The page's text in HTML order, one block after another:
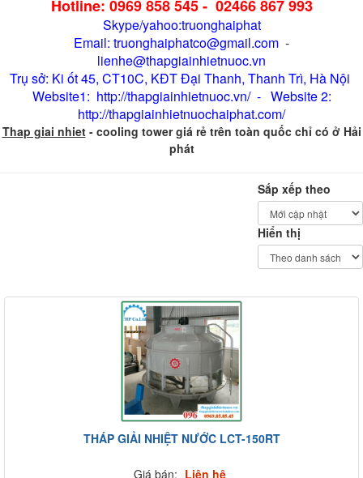
Hotline: 0969 858 545 - 02466 867 993
Skype/yahoo:truonghaiphat
Email: truonghaiphatco@gmail.com -
lienhe@thapgiainhietnuoc.vn
Trụ sở: Ki ốt 45, CT10C, KĐT Đại Thanh, Thanh Trì, Hà Nội
Website1: http://thapgiainhietnuoc.vn/ - Website 2:
http://thapgiainhietnuochaiphat.com/
Thap giai nhiet- cooling tower giá rẻ trên toàn quốc chỉ có ở Hải
phát
Sắp xếp theo
Hiển thị
THÁP GIẢI NHIỆT NƯỚC LCT-150RT
Giá bán: Liên hệ